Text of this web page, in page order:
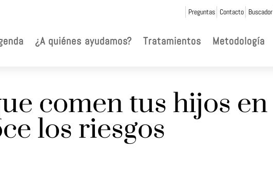
Preguntas Contacto Buscador
¿A quiénes ayudamos? Tratamientos Metodología
comen tus hijos en
los riesgos